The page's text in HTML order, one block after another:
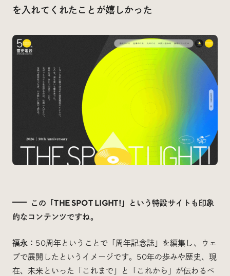
を入れてくれたことが嬉しかった
この「THE SPOT LIGHT!」という特設サイトも印象
的なコンテンツですね。
福永： 50周年ということで「周年記念誌」を編集し、ウェ
ブで展開したというイメージです。50年の歩みや歴史、現
在、未来といった「これまで」と「これから」が伝わるペ